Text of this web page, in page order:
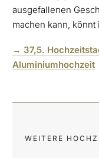
ausgefallenen
machen kann,
→ 37,5.
Aluminiumhochzeit
WEITERE